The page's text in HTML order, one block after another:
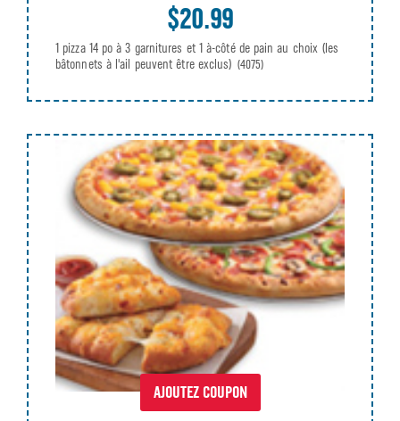
$20.99
1 pizza 14 po à 3 garnitures et 1 à-côté de pain au choix (les
bâtonnets à l'ail peuvent être exclus) (4075)
AJOUTEZ COUPON